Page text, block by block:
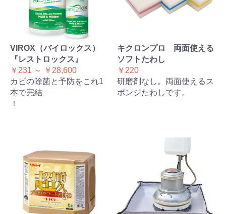
VIROX（バイロックス）
『レストロックス』
￥231 ～ ￥28,600
カビの除菌と予防をこれ1
本で完結
！
キクロンプロ 両面使える
ソフトたわし
￥220
研磨剤なし。両面使えるス
ポンジたわしです。